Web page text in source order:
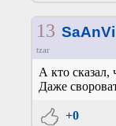
13 SaAnVi
tzar
А кто сказал,
Даже
+0